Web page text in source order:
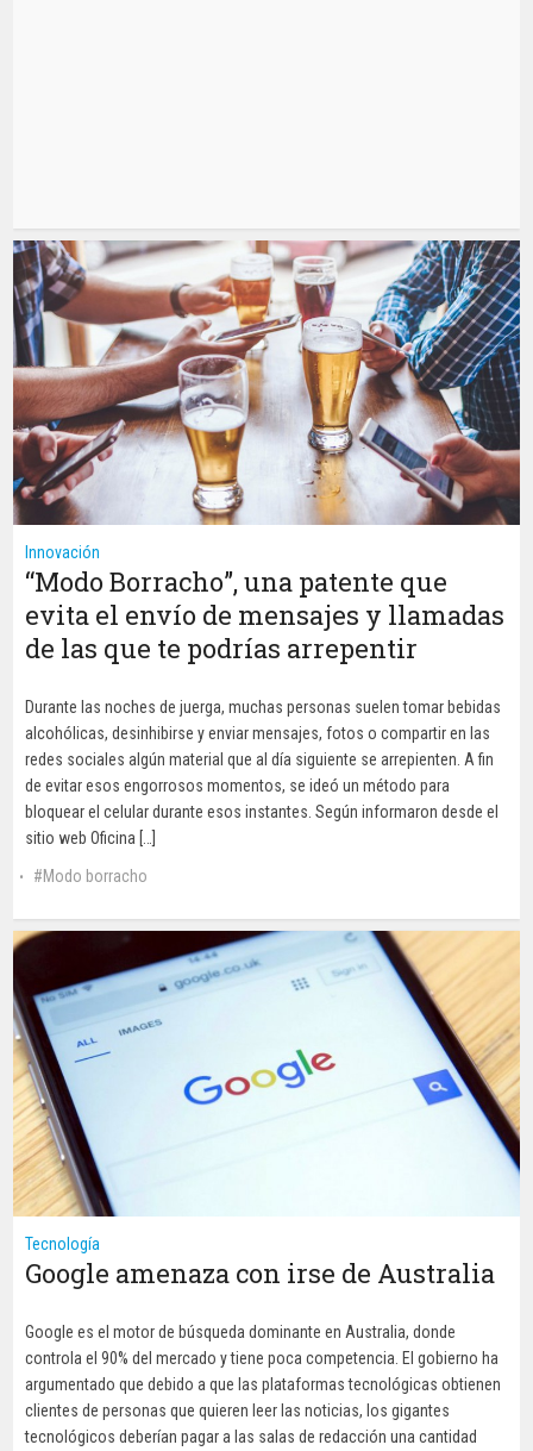
Innovación
“Modo Borracho”, una patente que
evita el envío de mensajes y llamadas
de las que te podrías arrepentir
Durante las noches de juerga, muchas personas suelen tomar bebidas
alcohólicas, desinhibirse y enviar mensajes, fotos o compartir en las
redes sociales algún material que al día siguiente se arrepienten. A fin
de evitar esos engorrosos momentos, se ideó un método para
bloquear el celular durante esos instantes. Según informaron desde el
sitio web Oficina […]
Modo borracho
Tecnología
Google amenaza con irse de Australia
Google es el motor de búsqueda dominante en Australia, donde
controla el 90% del mercado y tiene poca competencia. El gobierno ha
argumentado que debido a que las plataformas tecnológicas obtienen
clientes de personas que quieren leer las noticias, los gigantes
tecnológicos deberían pagar a las salas de redacción una cantidad